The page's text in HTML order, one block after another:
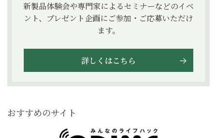
新製品体験会や専門家によるセミナーなどのイベ
ント、プレゼント企画にご参加・ご応募いただけ
ます。
詳しくはこちら
おすすめのサイト